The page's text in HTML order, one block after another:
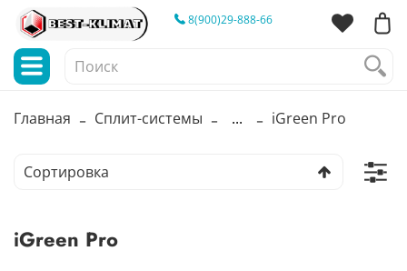
8(900)29-888-66
Главная Сплит-системы ... iGreen Pro
iGreen Pro